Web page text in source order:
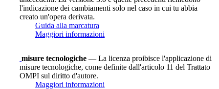
l'indicazione dei cambiamenti solo nel caso in cui tu abbia
creato un'opera derivata.
Guida alla marcatura
Maggiori informazioni
misure tecnologiche — La licenza proibisce l'applicazione di
misure tecnologiche, come definite dall'articolo 11 del Trattato
OMPI sul diritto d'autore.
Maggiori informazioni